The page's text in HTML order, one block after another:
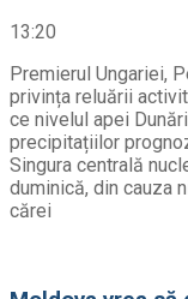
13:20
Premierul Ungariei,
privința reluării
ce nivelul apei
precipitațiilor
Singura centrală
duminică, din cauza
cărei